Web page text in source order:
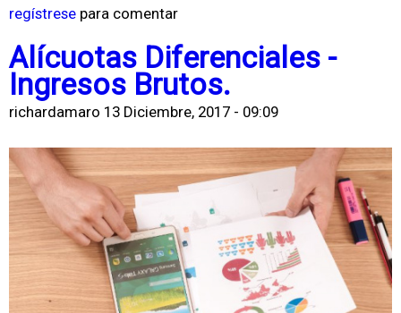
o
s
i
i
v
o
¿
C
e
a
s
i
ó
n
o
r
e
R
e
f
o
r
m
regístrese para comentar
Alícuotas Diferenciales -
Ingresos Brutos.
richardamaro 13 Diciembre, 2017 - 09:09